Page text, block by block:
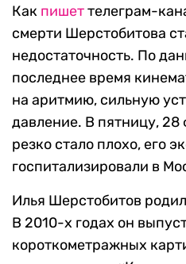
Как пишеттелеграм-
смерти Шерстобитова
недостаточность. По
последнее время
на аритмию, сильную
давление. В пятницу,
резко стало плохо, его
госпитализировали в
Илья Шерстобитов
В 2010-х годах он
короткометражных